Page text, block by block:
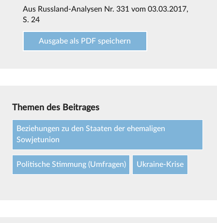
Aus Russland-Analysen Nr. 331 vom 03.03.2017,
S. 24
Ausgabe als PDF speichern
Themen des Beitrages
Beziehungen zu den Staaten der ehemaligen
Sowjetunion
Politische Stimmung (Umfragen) Ukraine-Krise